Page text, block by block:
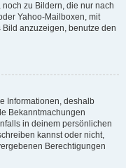
zu Bildern, die nur nach
Yahoo-Mailboxen, mit
anzuzeigen, benutze den
Informationen, deshalb
Bekanntmachungen
in deinem persönlichen
kannst oder nicht,
Berechtigungen